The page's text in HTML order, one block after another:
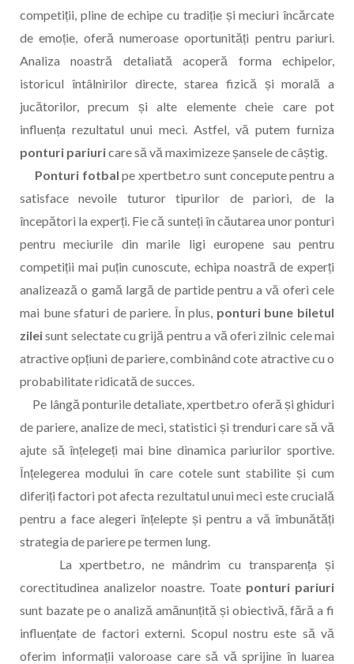
competiții, pline de echipe cu tradiție și meciuri încărcate
de emoție, oferă numeroase oportunități pentru pariuri.
Analiza noastră detaliată acoperă forma echipelor,
istoricul întâlnirilor directe, starea fizică și morală a
jucătorilor, precum și alte elemente cheie care pot
influența rezultatul unui meci. Astfel, vă putem furniza
ponturi pariuricare să vă maximizeze șansele de câștig.
Ponturi fotbal pe xpertbet.ro sunt concepute pentru a
satisface nevoile tuturor tipurilor de pariori, de la
începători la experți. Fie că sunteți în căutarea unor ponturi
pentru meciurile din marile ligi europene sau pentru
competiții mai puțin cunoscute, echipa noastră de experți
analizează o gamă largă de partide pentru a vă oferi cele
mai bune sfaturi de pariere. În plus, ponturi bune biletul
zileisunt selectate cu grijă pentru a vă oferi zilnic cele mai
atractive opțiuni de pariere, combinând cote atractive cu o
probabilitate ridicată de succes.
Pe lângă ponturile detaliate, xpertbet.ro oferă și ghiduri
de pariere, analize de meci, statistici și trenduri care să vă
ajute să înțelegeți mai bine dinamica pariurilor sportive.
Înțelegerea modului în care cotele sunt stabilite și cum
diferiți factori pot afecta rezultatul unui meci este crucială
pentru a face alegeri înțelepte și pentru a vă îmbunătăți
strategia de pariere pe termen lung.
La xpertbet.ro, ne mândrim cu transparența și
corectitudinea analizelor noastre. Toate ponturi pariuri
sunt bazate pe o analiză amănunțită și obiectivă, fără a fi
influențate de factori externi. Scopul nostru este să vă
oferim informații valoroase care să vă sprijine în luarea